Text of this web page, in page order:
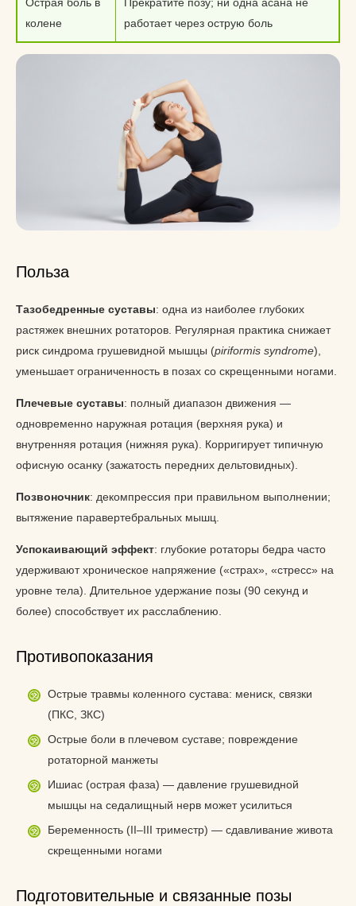
колене
работает через острую боль
Польза
Тазобедренные суставы: одна из наиболее глубоких
растяжек внешних ротаторов. Регулярная практика снижает
риск синдрома грушевидной мышцы (piriformis syndrome),
уменьшает ограниченность в позах со скрещенными ногами.
Плечевые суставы: полный диапазон движения —
одновременно наружная ротация (верхняя рука) и
внутренняя ротация (нижняя рука). Корригирует типичную
офисную осанку (зажатость передних дельтовидных).
Позвоночник: декомпрессия при правильном выполнении;
вытяжение паравертебральных мышц.
Успокаивающий эффект: глубокие ротаторы бедра часто
удерживают хроническое напряжение («страх», «стресс» на
уровне тела). Длительное удержание позы (90 секунд и
более) способствует их расслаблению.
Противопоказания
Острые травмы коленного сустава: мениск, связки
(ПКС, ЗКС)
Острые боли в плечевом суставе; повреждение
ротаторной манжеты
Ишиас (острая фаза) — давление грушевидной
мышцы на седалищный нерв может усилиться
Беременность (II–III триместр) — сдавливание живота
скрещенными ногами
Подготовительные и связанные позы